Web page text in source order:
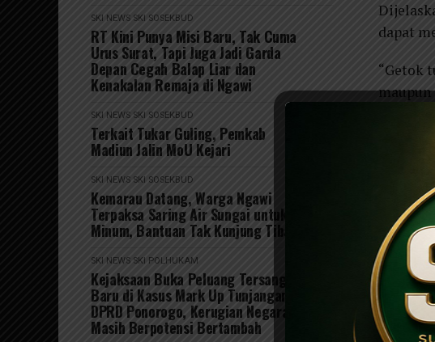
SKI NEWS SKI SOSEKBUD
RT Kini Punya Misi Baru, Tak Cuma
Urus Surat, Tapi Juga Jadi Garda
Depan Cegah Balap Liar dan
Kenakalan Remaja di Ngawi
SKI NEWS SKI SOSEKBUD
Terkait Tukar Guling, Pemkab
Madiun Jalin MoU Kejari
SKI NEWS SKI SOSEKBUD
Kemarau Datang, Warga Ngawi
Terpaksa Saring Air Sungai untuk
Minum, Bantuan Tak Kunjung Tiba
SKI NEWS SKI POLHUKAM
Kejaksaan Buka Peluang Tersangka
Baru di Kasus Mark Up Tunjangan
DPRD Ponorogo, Kerugian Negara
Masih Berpotensi Bertambah
dapat
“Getok
maupun
untuk
Dalam